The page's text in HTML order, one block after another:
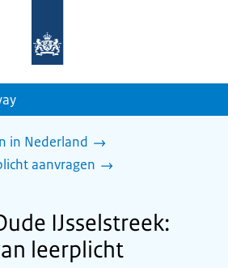
homepage
in Nederland
aanvragen
IJsselstreek:
leerplicht